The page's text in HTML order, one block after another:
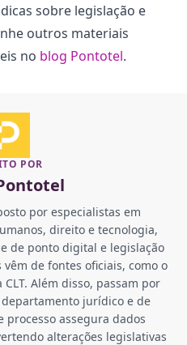
sobre legislação e
outros materiais
no blog Pontotel.
POR
por especialistas em
direito e tecnologia,
de ponto digital e legislação
de fontes oficiais, como o
Além disso, passam por
jurídico e de
processo assegura dados
alterações legislativas